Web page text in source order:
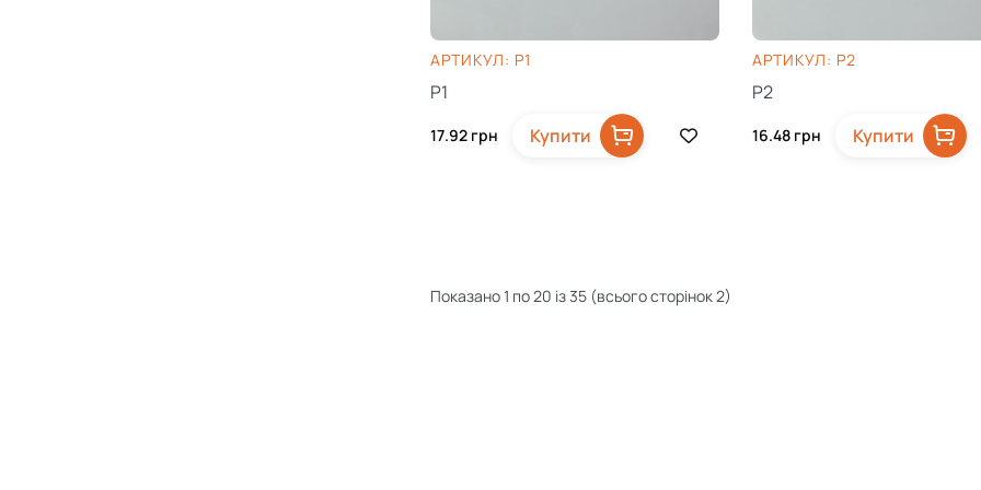
AРТИКУЛ: P1
P1
17.92 грн Купити
AРТИКУЛ: P2
P2
16.48 грн Купити
Показано 1 по 20 із 35 (всього сторінок 2)